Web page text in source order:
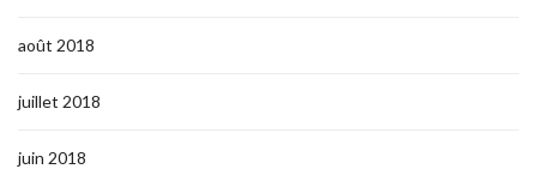
août 2018
juillet 2018
juin 2018